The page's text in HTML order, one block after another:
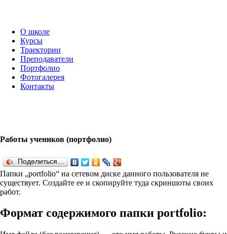
О школе
Курсы
Траектории
Преподаватели
Портфолио
Фотогалерея
Контакты
Работы учеников (портфолио)
Поделиться…
Папки „port­fo­lio“ на сетевом диске данного пользователя не
существует. Создайте ее и скопируйте туда скриншоты своих
работ.
Формат содержимого папки port­fo­lio: